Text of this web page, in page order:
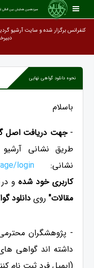
سیزدهمین همایش بین المللی
کنفرانس برگزار شده و سایت آرشیو
نحوه دانلود گواهی نهایی
باسلام
-جهت دریافت اصل
طریق نشانی
نشانی: login
کاربری خود شدهو
مقالات"رویدانلود
- پژوهشگران
داشته اند گواهی